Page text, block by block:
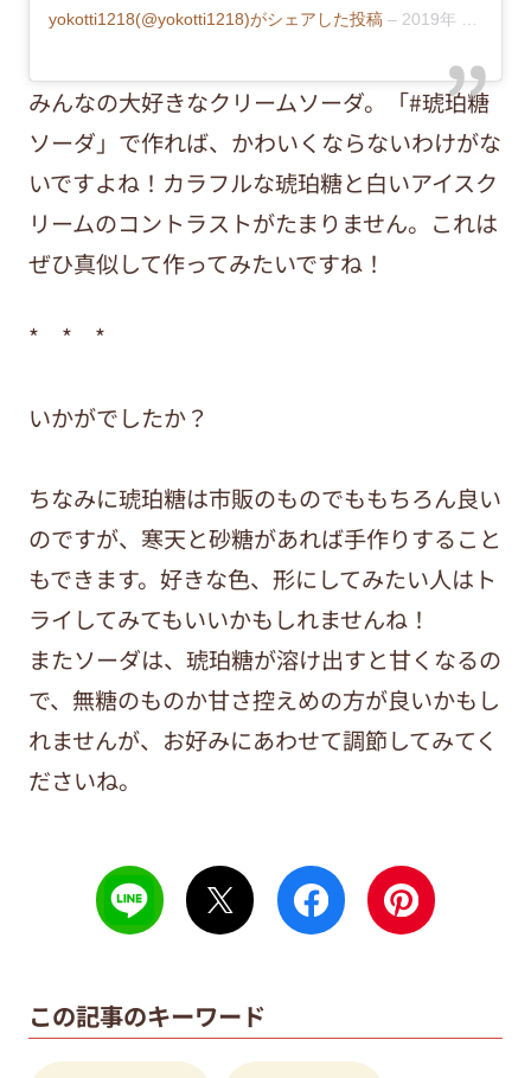
yokotti1218(@yokotti1218)がシェアした投稿– 2019年 8月月17日午前2時46分PDT
みんなの大好きなクリームソーダ。「#琥珀糖
ソーダ」で作れば、かわいくならないわけがな
いですよね！カラフルな琥珀糖と白いアイスク
リームのコントラストがたまりません。これは
ぜひ真似して作ってみたいですね！
* * *
いかがでしたか？
ちなみに琥珀糖は市販のものでももちろん良い
のですが、寒天と砂糖があれば手作りすること
もできます。好きな色、形にしてみたい人はト
ライしてみてもいいかもしれませんね！
またソーダは、琥珀糖が溶け出すと甘くなるの
で、無糖のものか甘さ控えめの方が良いかもし
れませんが、お好みにあわせて調節してみてく
ださいね。
この記事のキーワード